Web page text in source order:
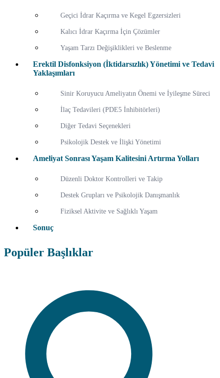
Geçici İdrar Kaçırma ve Kegel Egzersizleri
Kalıcı İdrar Kaçırma İçin Çözümler
Yaşam Tarzı Değişiklikleri ve Beslenme
Erektil Disfonksiyon (İktidarsızlık) Yönetimi ve Tedavi
Yaklaşımları
Sinir Koruyucu Ameliyatın Önemi ve İyileşme Süreci
İlaç Tedavileri (PDE5 İnhibitörleri)
Diğer Tedavi Seçenekleri
Psikolojik Destek ve İlişki Yönetimi
Ameliyat Sonrası Yaşam Kalitesini Artırma Yolları
Düzenli Doktor Kontrolleri ve Takip
Destek Grupları ve Psikolojik Danışmanlık
Fiziksel Aktivite ve Sağlıklı Yaşam
Sonuç
Popüler Başlıklar